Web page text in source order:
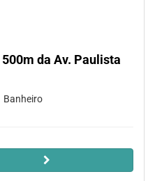
da Av. Paulista
Banheiro